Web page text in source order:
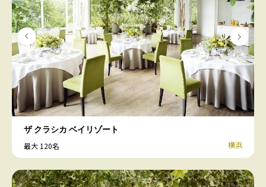
ザ クラシカ ベイリゾート
最大 120名 横浜